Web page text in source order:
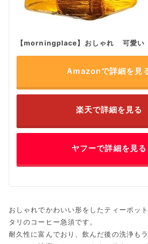
【morningplace】おしゃれ 可愛
Amazonで詳細を見
楽天で詳細を見る
ヤフーで詳細を見る
おしゃれでかわいい形をしたティーポッ
タリのコーヒー急須です。
耐久性に富んでおり、飲んだ後の洗浄も